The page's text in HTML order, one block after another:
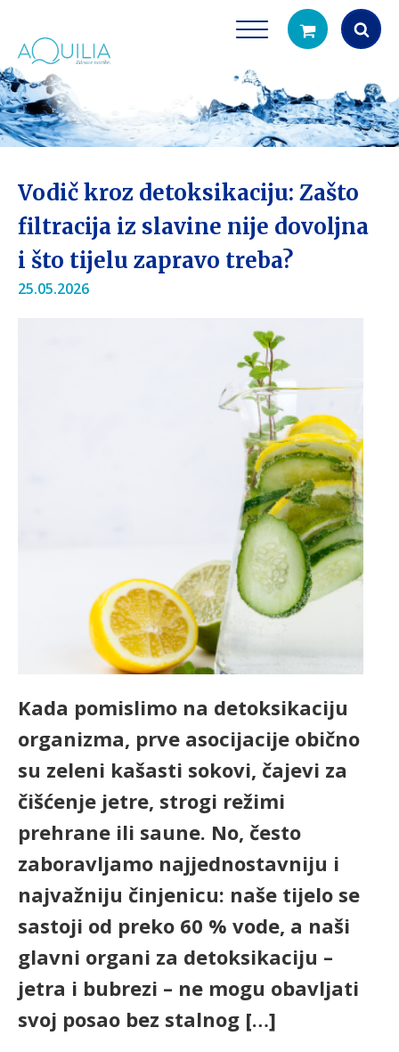
search
Vodič kroz detoksikaciju: Zašto
filtracija iz slavine nije dovoljna
i što tijelu zapravo treba?
25.05.2026
Kada pomislimo na detoksikaciju
organizma, prve asocijacije obično
su zeleni kašasti sokovi, čajevi za
čišćenje jetre, strogi režimi
prehrane ili saune. No, često
zaboravljamo najjednostavniju i
najvažniju činjenicu: naše tijelo se
sastoji od preko 60 % vode, a naši
glavni organi za detoksikaciju –
jetra i bubrezi – ne mogu obavljati
svoj posao bez stalnog […]
Tuš glave